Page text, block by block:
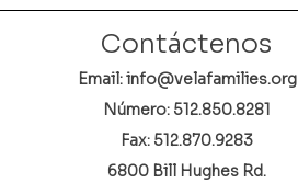
Contáctenos
Email: info@velafamilies.org
Número: 512.850.8281
Fax: 512.870.9283
6800 Bill Hughes Rd.